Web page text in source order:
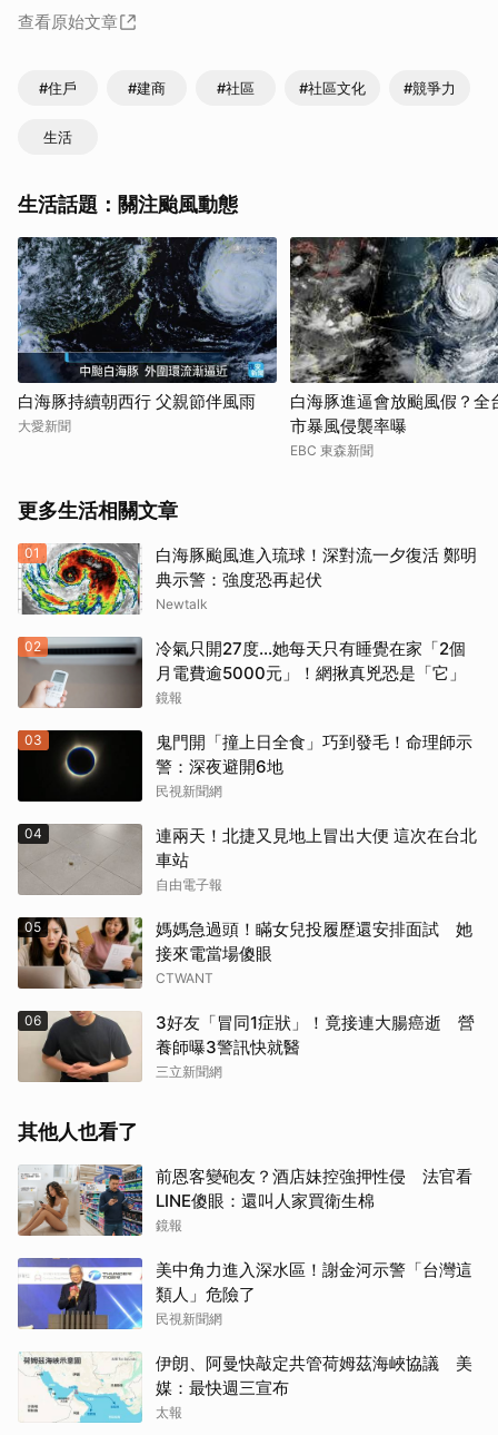
查看原始文章
#住戶 #建商 #社區 #社區文化 #競爭力
生活
生活話題：關注颱風動態
白海豚持續朝西行 父親節伴風雨
大愛新聞
白海豚進逼會放颱風假？全
市暴風侵襲率曝
EBC 東森新聞
更多生活相關文章
01
白海豚颱風進入琉球！深對流一夕復活 鄭明
典示警：強度恐再起伏
Newtalk
02
冷氣只開27度…她每天只有睡覺在家「2個
月電費逾5000元」！網揪真兇恐是「它」
鏡報
03
鬼門開「撞上日全食」巧到發毛！命理師示
警：深夜避開6地
民視新聞網
04
連兩天！北捷又見地上冒出大便 這次在台北
車站
自由電子報
05
媽媽急過頭！瞞女兒投履歷還安排面試 她
接來電當場傻眼
CTWANT
06
3好友「冒同1症狀」！竟接連大腸癌逝 營
養師曝3警訊快就醫
三立新聞網
其他人也看了
前恩客變砲友？酒店妹控強押性侵 法官看
LINE傻眼：還叫人家買衛生棉
鏡報
美中角力進入深水區！謝金河示警「台灣這
類人」危險了
民視新聞網
伊朗、阿曼快敲定共管荷姆茲海峽協議 美
媒：最快週三宣布
太報